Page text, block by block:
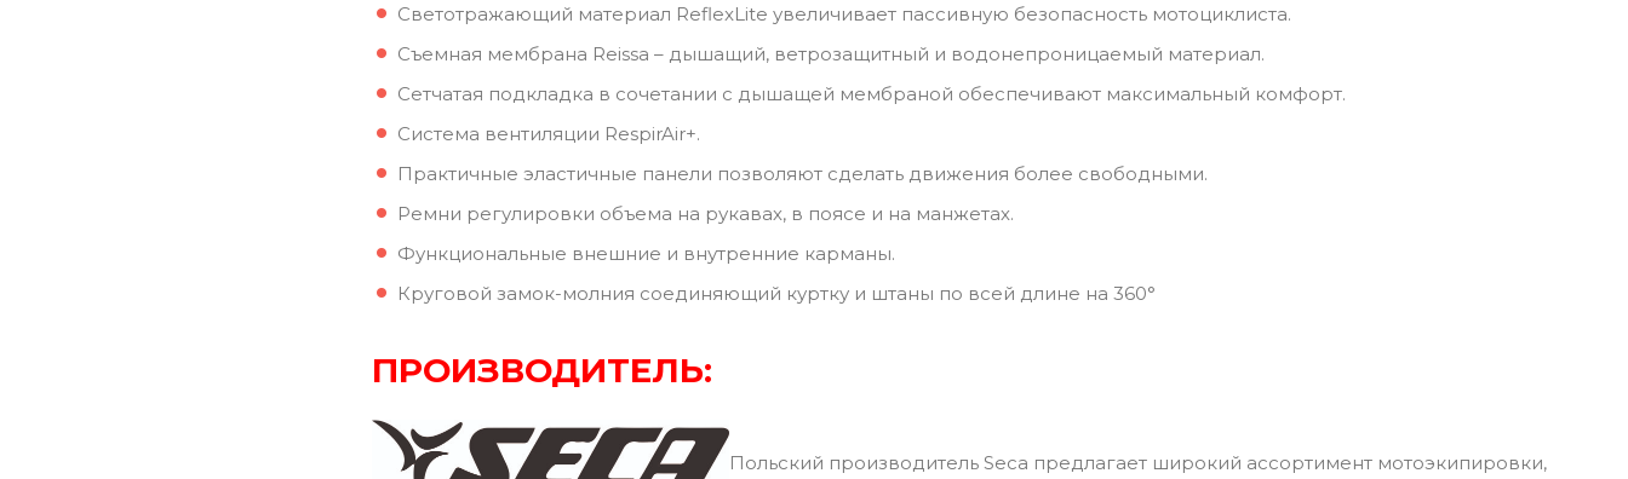
Светотражающий материал ReflexLite увеличивает пассивную безопасность мотоциклиста.
Cъемная мембрана Reissa – дышащий, ветрозащитный и водонепроницаемый материал.
Сетчатая подкладка в сочетании с дышащей мембраной обеспечивают максимальный комфорт.
Система вентиляции RespirAir+.
Практичные эластичные панели позволяют сделать движения более свободными.
Ремни регулировки объема на рукавах, в поясе и на манжетах.
Функциональные внешние и внутренние карманы.
Круговой замок-молния соединяющий куртку и штаны по всей длине на 360°
ПРОИЗВОДИТЕЛЬ:
Польский производитель Seca предлагает широкий ассортимент мотоэкипировки,